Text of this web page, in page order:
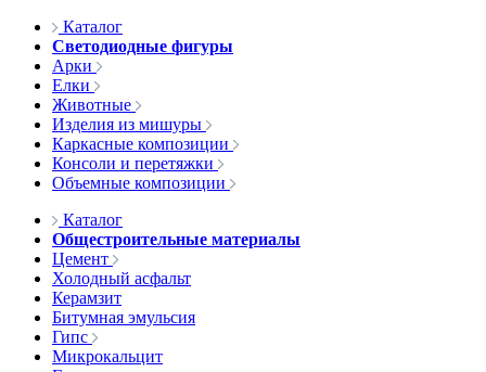
Каталог
Светодиодные фигуры
Арки
Елки
Животные
Изделия из мишуры
Каркасные композиции
Консоли и перетяжки
Объемные композиции
Каталог
Общестроительные материалы
Цемент
Холодный асфальт
Керамзит
Битумная эмульсия
Гипс
Микрокальцит